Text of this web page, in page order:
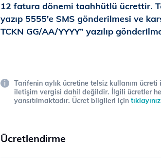
12 fatura dönemi taahhütlü ücrettir.
yazıp 5555'e SMS gönderilmesi ve
TCKN GG/AA/YYYY” yazılıp
Tarifenin aylık ücretine telsiz kullanım
iletişim vergisi dahil değildir. İlgili ücretler
yansıtılmaktadır. Ücret bilgileri için tıklayınız
Ücretlendirme